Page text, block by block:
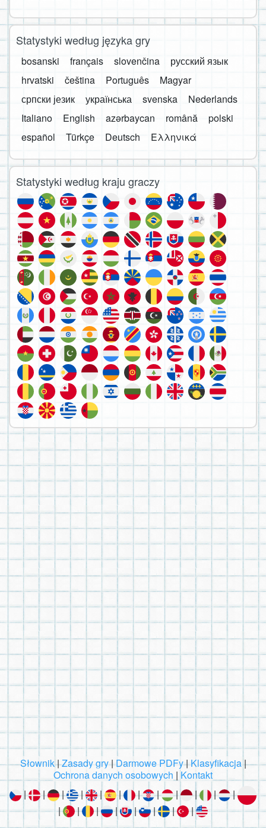
Statystyki według języka gry
bosanski français slovenčina
русский язык
hrvatski
čeština Português
Magyar
српски језик
українська svenska
Nederlands
Italiano
English azərbaycan română
polski
español
Türkçe Deutsch Ελληνικά
Statystyki według kraju graczy
Słownik|Zasady gry|Darmowe PDFy|Klasyfikacja|
Ochrona danych osobowych | Kontakt
|
| | | | | | | | | |
|
|
| | | | | | |